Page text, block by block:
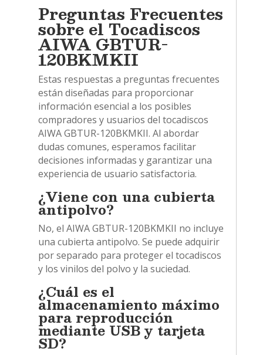
Preguntas Frecuentes
sobre el Tocadiscos
AIWA GBTUR-
120BKMKII
Estas respuestas a preguntas frecuentes
están diseñadas para proporcionar
información esencial a los posibles
compradores y usuarios del tocadiscos
AIWA GBTUR-120BKMKII. Al abordar
dudas comunes, esperamos facilitar
decisiones informadas y garantizar una
experiencia de usuario satisfactoria.
¿Viene con una cubierta
antipolvo?
No, el AIWA GBTUR-120BKMKII no incluye
una cubierta antipolvo. Se puede adquirir
por separado para proteger el tocadiscos
y los vinilos del polvo y la suciedad.
¿Cuál es el
almacenamiento máximo
para reproducción
mediante USB y tarjeta
SD?